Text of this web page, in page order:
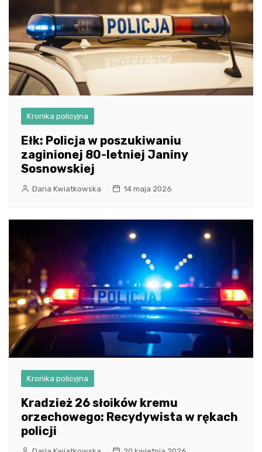
Kronika policyjna
Ełk: Policja w poszukiwaniu
zaginionej 80-letniej Janiny
Sosnowskiej
Daria Kwiatkowska 14 maja 2026
Kronika policyjna
Kradzież 26 słoików kremu
orzechowego: Recydywista w rękach
policji